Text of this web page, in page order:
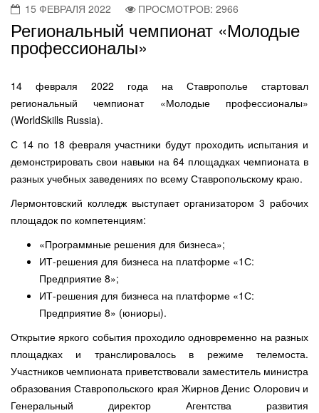
15 ФЕВРАЛЯ 2022 ПРОСМОТРОВ: 2966
Региональный чемпионат «Молодые
профессионалы»
14 февраля 2022 года на Ставрополье стартовал
региональный чемпионат «Молодые профессионалы»
(WorldSkills Russia).
С 14 по 18 февраля участники будут проходить испытания и
демонстрировать свои навыки на 64 площадках чемпионата в
разных учебных заведениях по всему Ставропольскому краю.
Лермонтовский колледж выступает организатором 3 рабочих
площадок по компетенциям:
«Программные решения для бизнеса»;
ИТ-решения для бизнеса на платформе «1С:
Предприятие 8»;
ИТ-решения для бизнеса на платформе «1С:
Предприятие 8» (юниоры).
Открытие яркого события проходило одновременно на разных
площадках и транслировалось в режиме телемоста.
Участников чемпионата приветствовали заместитель министра
образования Ставропольского края Жирнов Денис Олорович и
Генеральный директор Агентства развития